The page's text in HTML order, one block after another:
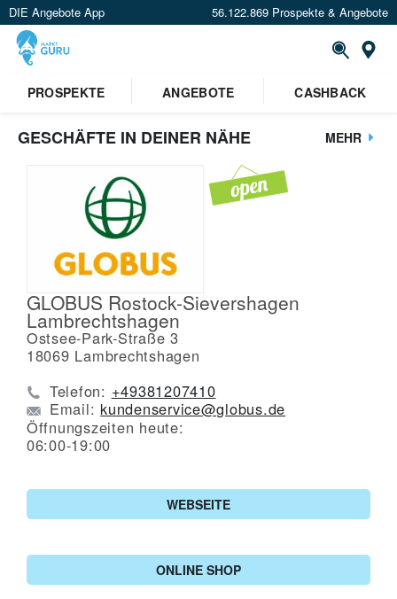
DIE Angebote App 56.122.869 Prospekte & Angebote
PROSPEKTE
ANGEBOTE CASHBACK
GESCHÄFTE IN DEINER NÄHE MEHR
GLOBUS Rostock-Sievershagen
Lambrechtshagen
Ostsee-Park-Straße 3
18069 Lambrechtshagen
Telefon: +49381207410
Email: kundenservice@globus.de
Öffnungszeiten heute:
06:00-19:00
WEBSEITE
ONLINE SHOP